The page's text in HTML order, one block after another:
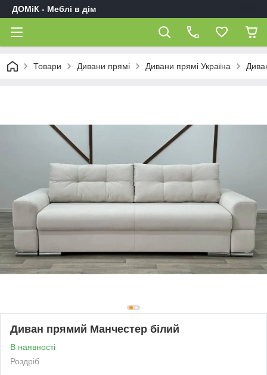
ДОМіК - Меблі в дім
Товари Дивани прямі Дивани прямі Україна
Диван прямий Манчестер білий
В наявності
Роздріб